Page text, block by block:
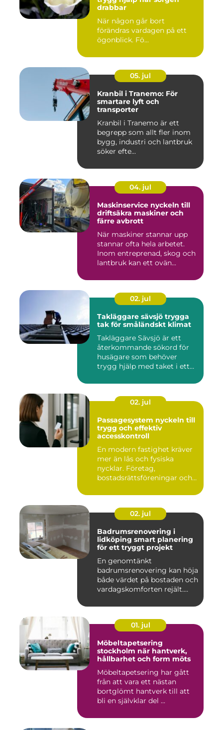
drabbar
När någon går bort
förändras vardagen på ett
ögonblick. Fö...
05. jul
Kranbil i Tranemo: För
smartare lyft och
transporter
Kranbil i Tranemo är ett
begrepp som allt fler inom
bygg, industri och lantbruk
söker efte...
04. jul
Maskinservice nyckeln till
driftsäkra maskiner och
färre avbrott
När maskiner stannar upp
stannar ofta hela arbetet.
Inom entreprenad, skog och
lantbruk kan ett ovän...
02. jul
Takläggare sävsjö trygga
tak för småländskt klimat
Takläggare Sävsjö är ett
återkommande sökord för
husägare som behöver
trygg hjälp med taket i ett
02. jul
Passagesystem nyckeln till
trygg och effektiv
accesskontroll
En modern fastighet kräver
mer än lås och fysiska
nycklar. Företag,
bostadsrättsföreningar och
02. jul
Badrumsrenovering i
lidköping smart planering
för ett tryggt projekt
En genomtänkt
badrumsrenovering kan höja
både värdet på bostaden och
vardagskomforten rejält.
01. jul
Möbeltapetsering
stockholm när hantverk,
hållbarhet och form möts
Möbeltapetsering har gått
från att vara ett nästan
bortglömt hantverk till att
bli en självklar del ...